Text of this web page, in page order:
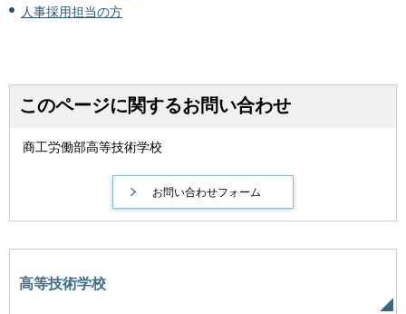
人事採用担当の方
このページに関するお問い合わせ
商工労働部高等技術学校
高等技術学校